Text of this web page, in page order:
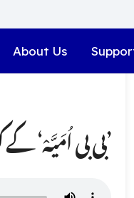
About Us
’بی بی اُمَیَّہْ‘